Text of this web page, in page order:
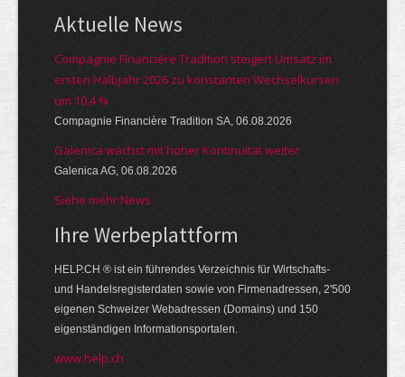
Aktuelle News
Compagnie Financière Tradition steigert Umsatz im
ersten Halbjahr 2026 zu konstanten Wechselkursen
um 10,4 %
Compagnie Financière Tradition SA, 06.08.2026
Galenica wächst mit hoher Kontinuität weiter
Galenica AG, 06.08.2026
Siehe mehr News
Ihre Werbe­platt­form
HELP.CH ® ist ein führendes Ver­zeich­nis für Wirt­schafts-
und Handels­register­daten so­wie von Firmen­adressen, 2'500
eige­nen Schweizer Web­adressen (Domains) und 150
eigen­ständigen Infor­mations­por­talen.
www.help.ch